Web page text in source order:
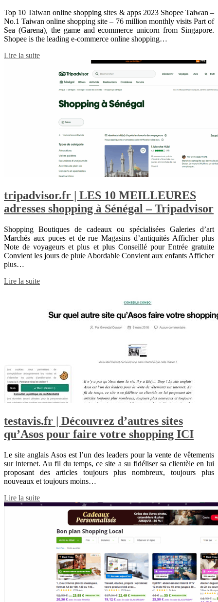
Top 10 Taiwan online shopping sites & apps 2023 Shopee Taiwan –
No.1 Taiwan online shopping site – 76 million monthly visits Part of
Sea (Garena), the game and ecommerce unicorn from Singapore.
Shopee is the leading e-commerce online shopping…
Lire la suite
tripadvisor.fr | LES 10 MEILLEURES
adresses shopping à Sénégal – Tripadvisor
Shopping Boutiques de cadeaux ou spécialisées Galeries d’art
Marchés aux puces et de rue Magasins d’antiquités Afficher plus
Note de voyageurs et plus et plus Conseillé pour Entrée gratuite
Convient les jours de pluie Abordable Convient aux enfants Afficher
plus…
Lire la suite
testavis.fr | Découvrez d’autres sites
qu’Asos pour faire votre shopping ICI
Le site anglais Asos est l’un des leaders pour la vente de vêtements
sur internet. Au fil du temps, ce site a su fidéliser sa clientèle en lui
proposant des articles toujours plus nombreux, toujours plus
nouveaux et toujours moins…
Lire la suite